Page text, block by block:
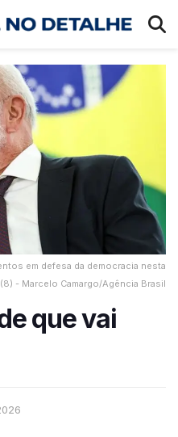
em defesa da democracia nesta
- Marcelo Camargo/Agência Brasil
que vai